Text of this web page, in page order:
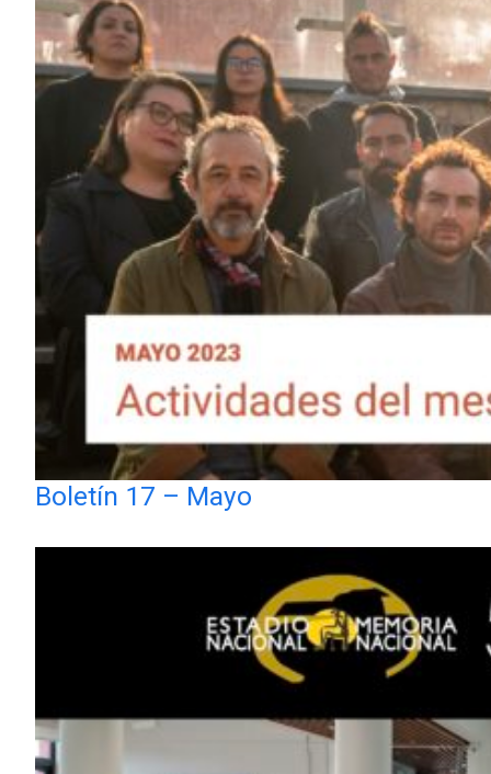
Boletín 17 – Mayo